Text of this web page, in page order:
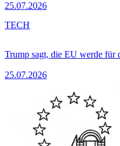
25.07.2026
Trump sagt, die EU werde für
25.07.2026
TECH